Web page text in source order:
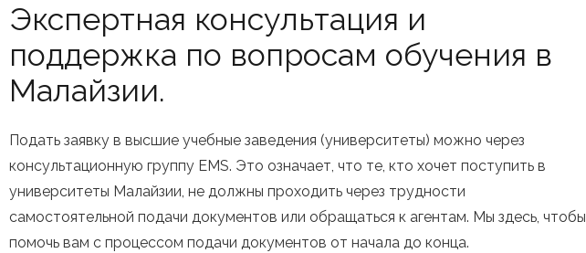
Экспертная консультация и
поддержка по вопросам обучения в
Малайзии.
Подать заявку в высшие учебные заведения (университеты) можно через
консультационную группу EMS. Это означает, что те, кто хочет поступить в
университеты Малайзии, не должны проходить через трудности
самостоятельной подачи документов или обращаться к агентам. Мы здесь, чтобы
помочь вам с процессом подачи документов от начала до конца.